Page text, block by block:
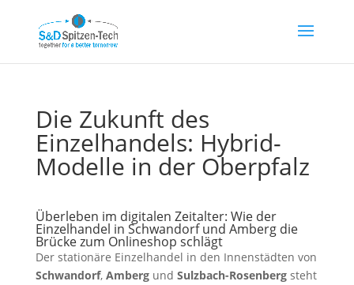
Die Zukunft des
Einzelhandels: Hybrid-
Modelle in der Oberpfalz
Überleben im digitalen Zeitalter: Wie der
Einzelhandel in Schwandorf und Amberg die
Brücke zum Onlineshop schlägt
Der stationäre Einzelhandel in den Innenstädten von
Schwandorf, Ambergund Sulzbach-Rosenbergsteht